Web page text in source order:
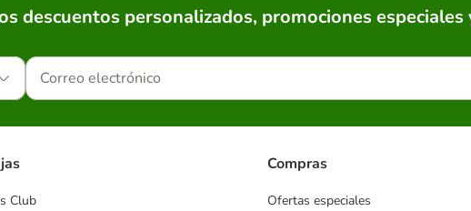
descuentos personalizados, promociones especiales
Club
Compras
Ofertas especiales